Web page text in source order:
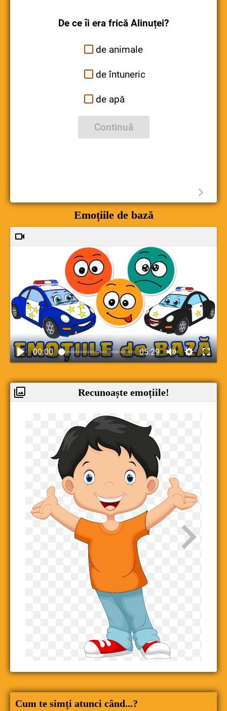
De ce îi era frică Alinuței?
de animale
de întuneric
de apă
Continuă
Emoțiile de bază
00:00 05:29
Recunoaște emoțiile!
Cum te simți atunci când...?